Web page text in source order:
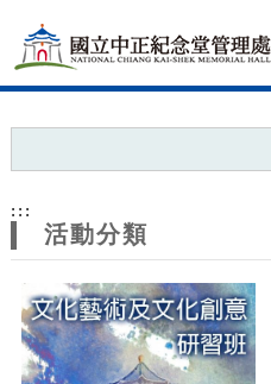
網
站
主
題
:::
活動分類